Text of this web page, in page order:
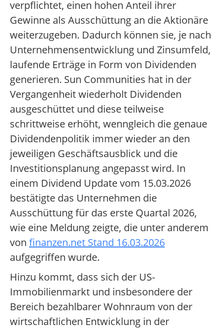
verpflichtet, einen hohen Anteil ihrer
Gewinne als Ausschüttung an die Aktionäre
weiterzugeben. Dadurch können sie, je nach
Unternehmensentwicklung und Zinsumfeld,
laufende Erträge in Form von Dividenden
generieren. Sun Communities hat in der
Vergangenheit wiederholt Dividenden
ausgeschüttet und diese teilweise
schrittweise erhöht, wenngleich die genaue
Dividendenpolitik immer wieder an den
jeweiligen Geschäftsausblick und die
Investitionsplanung angepasst wird. In
einem Dividend Update vom 15.03.2026
bestätigte das Unternehmen die
Ausschüttung für das erste Quartal 2026,
wie eine Meldung zeigte, die unter anderem
von finanzen.net Stand 16.03.2026
aufgegriffen wurde.
Hinzu kommt, dass sich der US-
Immobilienmarkt und insbesondere der
Bereich bezahlbarer Wohnraum von der
wirtschaftlichen Entwicklung in der